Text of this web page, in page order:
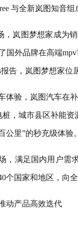
与全新岚图知音
，岚图梦想家成为
国外品牌在高端
告，岚图梦想家位
体验，岚图汽车在
桩，城市县区补能
公里”的秒充级体验。
，满足国内用户需
个国家和地区，向
动产品高效迭代